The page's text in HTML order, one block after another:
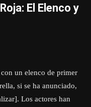
El Elenco y
un elenco de primer
si se ha anunciado,
Los actores han